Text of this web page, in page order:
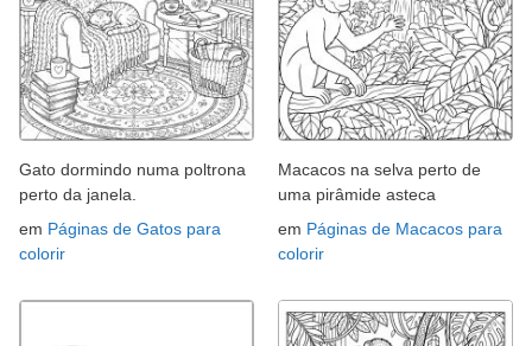
Gato dormindo numa poltrona
perto da janela.
em Páginas de Gatos para
colorir
Macacos na selva perto de
uma pirâmide asteca
em Páginas de Macacos para
colorir